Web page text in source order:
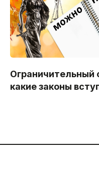
Ограничительный
какие законы